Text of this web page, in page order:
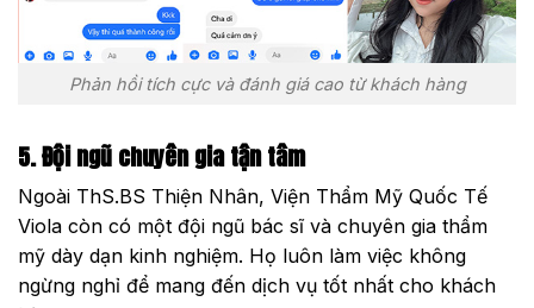
Phản hồi tích cực và đánh giá cao từ khách hàng
5. Đội ngũ chuyên gia tận tâm
Ngoài ThS.BS Thiện Nhân, Viện Thẩm Mỹ Quốc Tế
Viola còn có một đội ngũ bác sĩ và chuyên gia thẩm
mỹ dày dạn kinh nghiệm. Họ luôn làm việc không
ngừng nghỉ để mang đến dịch vụ tốt nhất cho khách